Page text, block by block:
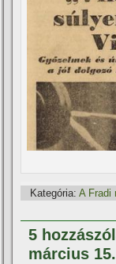
Kategória: A Fradi
5
március